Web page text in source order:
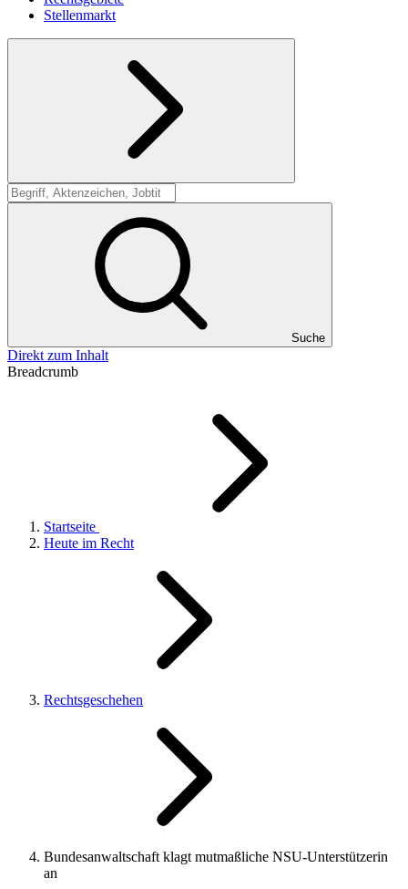
Stellenmarkt
Suche
Suche
Direkt zum Inhalt
Breadcrumb
Startseite
Heute im Recht
Rechtsgeschehen
Bundesanwaltschaft klagt mutmaßliche NSU-Unterstützerin
an